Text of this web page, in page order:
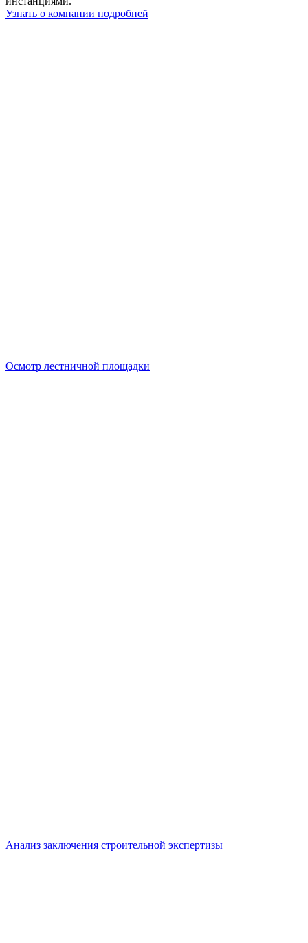
Узнать о компании подробней
Осмотр лестничной площадки
Анализ заключения строительной экспертизы